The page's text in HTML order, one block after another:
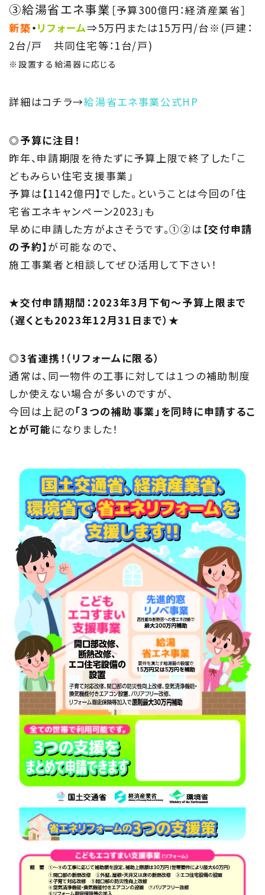
Maintenance
家のメンテナンス
住宅相談窓口 じゅうmado
③給湯省エネ事業 ［予算300億円：経済産業省］
新築・リフォーム⇒5万円または15万円/台※ (戸建：
2台/戸 共同住宅等：1台/戸)
※設置する給湯器に応じる
詳細はコチラ→給湯省エネ事業公式HP
◎予算に注目！
昨年、申請期限を待たずに予算上限で終了した「こ
どもみらい住宅支援事業」
予算は【1142億円】でした。ということは今回の「住
宅省エネキャンペーン2023」も
早めに申請した方がよさそうです。①②は 【交付申請
の予約】 が可能なので、
施工事業者と相談してぜひ活用して下さい！
★交付申請期間：2023年3月下旬～予算上限まで
（遅くとも2023年12月31日まで）★
◎3省連携！（リフォームに限る）
通常は、同一物件の工事に対しては１つの補助制度
しか使えない場合が多いのですが、
今回は上記の「３つの補助事業」を同時に申請するこ
とが可能になりました！